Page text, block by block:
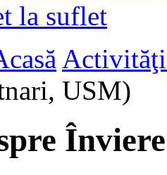
la suflet
USM)